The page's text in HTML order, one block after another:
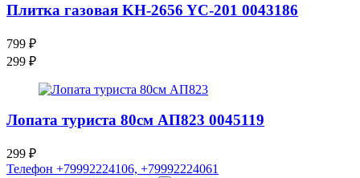
Плитка газовая KH-2656 YC-201 0043186
799 ₽
299 ₽
Лопата туриста 80см АП823 0045119
299 ₽
Телефон +79992224106, +79992224061